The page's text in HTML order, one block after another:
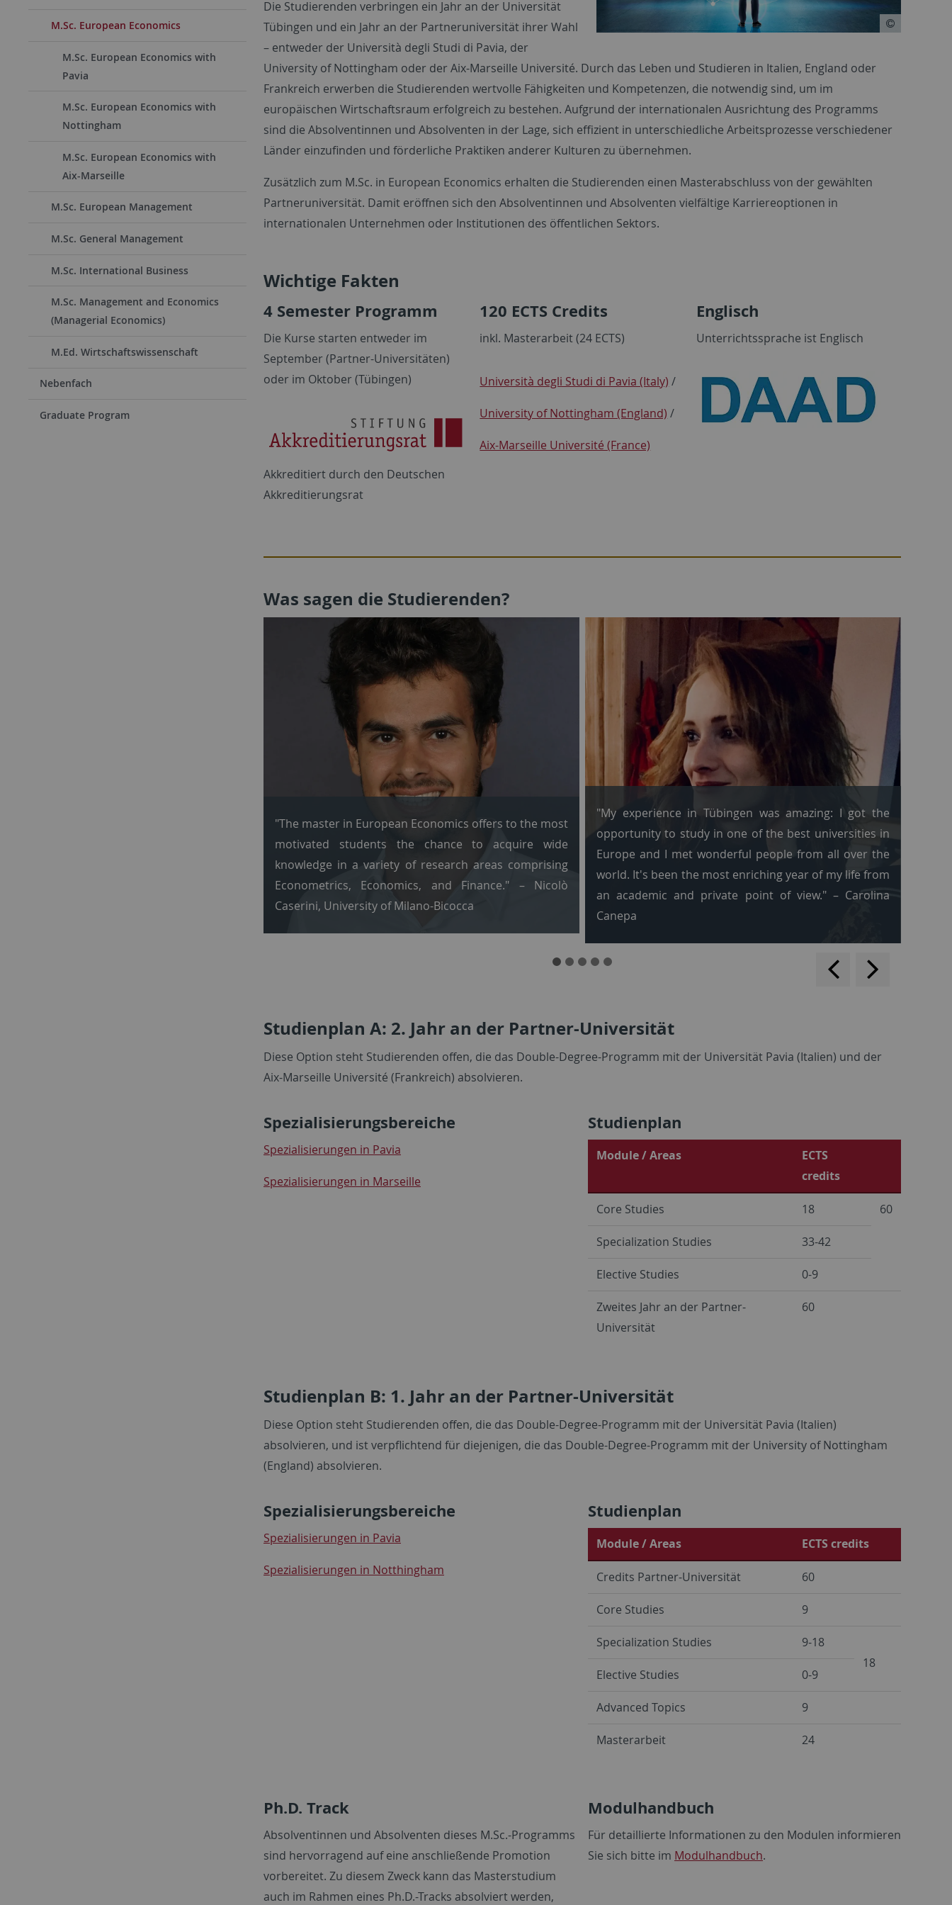
M.Sc. European Economics
M.Sc. European Economics with
Pavia
M.Sc. European Economics with
Nottingham
M.Sc. European Economics with
Aix-Marseille
M.Sc. European Management
M.Sc. General Management
M.Sc. International Business
M.Sc. Management and Economics
(Managerial Economics)
M.Ed. Wirtschaftswissenschaft
Nebenfach
Graduate Program
Die Studierenden verbringen ein Jahr an der Universität
Tübingen und ein Jahr an der Partneruniversität ihrer Wahl
– entweder der Università degli Studi di Pavia, der
University of Nottingham oder der Aix-Marseille Université. Durch das Leben und Studieren in Italien, England oder
Frankreich erwerben die Studierenden wertvolle Fähigkeiten und Kompetenzen, die notwendig sind, um im
europäischen Wirtschaftsraum erfolgreich zu bestehen. Aufgrund der internationalen Ausrichtung des Programms
sind die Absolventinnen und Absolventen in der Lage, sich effizient in unterschiedliche Arbeitsprozesse verschiedener
Länder einzufinden und förderliche Praktiken anderer Kulturen zu übernehmen.
Zusätzlich zum M.Sc. in European Economics erhalten die Studierenden einen Masterabschluss von der gewählten
Partneruniversität. Damit eröffnen sich den Absolventinnen und Absolventen vielfältige Karriereoptionen in
internationalen Unternehmen oder Institutionen des öffentlichen Sektors.
Wichtige Fakten
4 Semester Programm
Die Kurse starten entweder im
September (Partner-Universitäten)
oder im Oktober (Tübingen)
Akkreditiert durch den Deutschen
Akkreditierungsrat
120 ECTS Credits
inkl. Masterarbeit (24 ECTS)
Università degli Studi di Pavia (Italy) /
University of Nottingham (England) /
Aix-Marseille Université (France)
Englisch
Unterrichtssprache ist Englisch
Was sagen die Studierenden?
"The master in European Economics offers to the most
motivated students the chance to acquire wide
knowledge in a variety of research areas comprising
Econometrics, Economics, and Finance." – Nicolò
Caserini, University of Milano-Bicocca
"My experience in Tübingen was amazing: I got the
opportunity to study in one of the best universities in
Europe and I met wonderful people from all over the
world. It's been the most enriching year of my life from
an academic and private point of view." – Carolina
Canepa
backwards
Studienplan A: 2. Jahr an der Partner-Universität
Diese Option steht Studierenden offen, die das Double-Degree-Programm mit der Universität Pavia (Italien) und der
Aix-Marseille Université (Frankreich) absolvieren.
Spezialisierungsbereiche
Spezialisierungen in Pavia
Spezialisierungen in Marseille
Studienplan
Module / Areas
ECTS
credits
Core Studies 18 60
Specialization Studies 33-42
Elective Studies 0-9
Zweites Jahr an der Partner-
Universität
60
Studienplan B: 1. Jahr an der Partner-Universität
Diese Option steht Studierenden offen, die das Double-Degree-Programm mit der Universität Pavia (Italien)
absolvieren, und ist verpflichtend für diejenigen, die das Double-Degree-Programm mit der University of Nottingham
(England) absolvieren.
Spezialisierungsbereiche
Spezialisierungen in Pavia
Spezialisierungen in Notthingham
Studienplan
Module / Areas ECTS credits
Credits Partner-Universität 60
Core Studies 9
Specialization Studies
9-18
18
Elective Studies 0-9
Advanced Topics 9
Masterarbeit 24
Ph.D. Track
Absolventinnen und Absolventen dieses M.Sc.-Programms
sind hervorragend auf eine anschließende Promotion
vorbereitet. Zu diesem Zweck kann das Masterstudium
auch im Rahmen eines Ph.D.-Tracks absolviert werden,
Modulhandbuch
Für detaillierte Informationen zu den Modulen informieren
Sie sich bitte im Modulhandbuch.